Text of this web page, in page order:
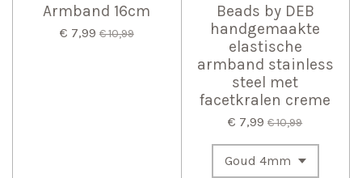
Armband 16cm
€ 7,99 € 10,99
Beads by DEB
handgemaakte
elastische
armband stainless
steel met
facetkralen creme
€ 7,99 € 10,99